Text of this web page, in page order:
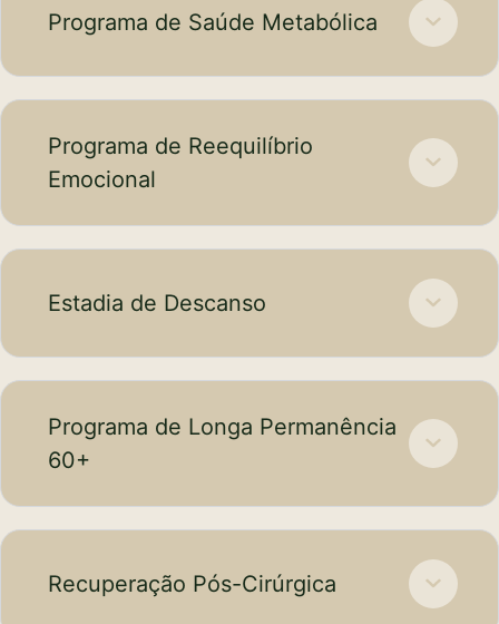
Programa de Saúde Metabólica
Programa de Reequilíbrio
Emocional
Estadia de Descanso
Programa de Longa Permanência
60+
Recuperação Pós-Cirúrgica